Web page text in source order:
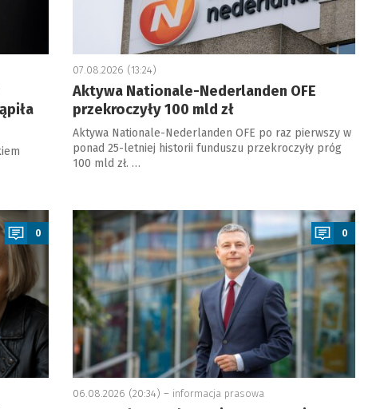
07.08.2026 (13:24)
Aktywa Nationale-Nederlanden OFE
przekroczyły 100 mld zł
Aktywa Nationale-Nederlanden OFE po raz pierwszy w
ponad 25-letniej historii funduszu przekroczyły próg
100 mld zł. …
0
a
0
06.08.2026 (20:34) – informacja prasowa